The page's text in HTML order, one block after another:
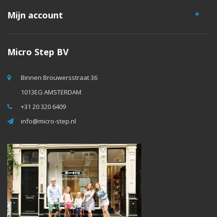
Mijn account
Micro Step BV
Binnen Brouwersstraat 36
1013EG AMSTERDAM
+31 20 320 6409
info@micro-step.nl